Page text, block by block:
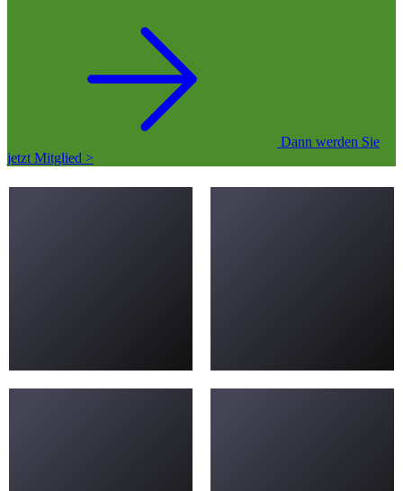
Dann werden Sie
jetzt Mitglied >